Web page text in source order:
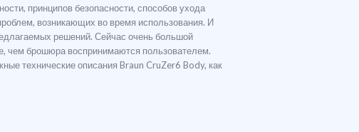
принципов безопасности, способов ухода
возникающих во время использования. И
решений. Сейчас очень большой
чем брошюра воспринимаются пользователем.
технические описания Braun CruZer6 Body, как